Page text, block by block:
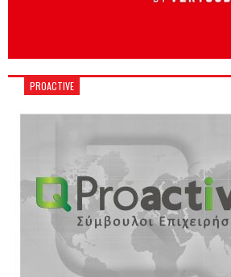
PROACTIVE